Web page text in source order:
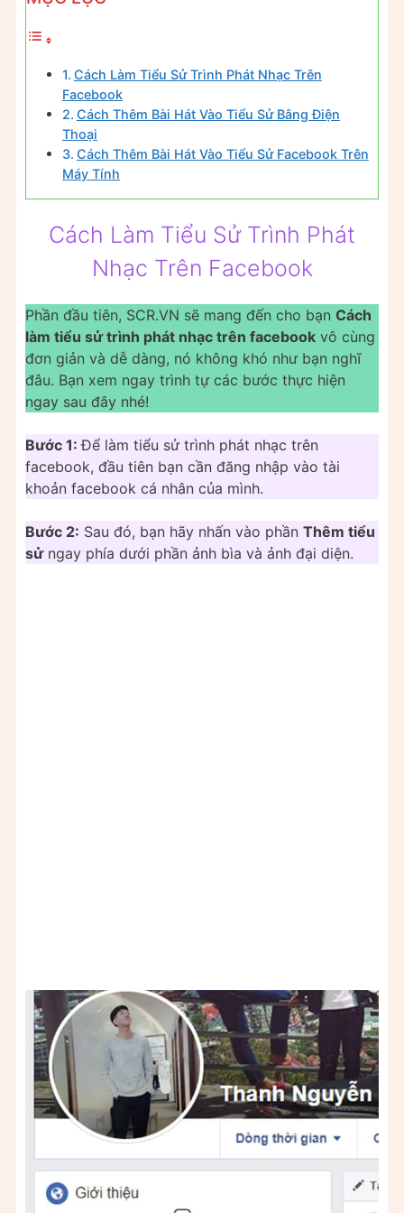
Cách Làm Tiểu Sử Trình Phát Nhạc Trên
Facebook
Cách Thêm Bài Hát Vào Tiểu Sử Bằng Điện
Thoại
Cách Thêm Bài Hát Vào Tiểu Sử Facebook Trên
Máy Tính
Cách Làm Tiểu Sử Trình Phát
Nhạc Trên Facebook
Phần đầu tiên, SCR.VN sẽ mang đến cho bạn Cách
làm tiểu sử trình phát nhạc trên facebook vô cùng
đơn giản và dễ dàng, nó không khó như bạn nghĩ
đâu. Bạn xem ngay trình tự các bước thực hiện
ngay sau đây nhé!
Bước 1:Để làm tiểu sử trình phát nhạc trên
facebook, đầu tiên bạn cần đăng nhập vào tài
khoản facebook cá nhân của mình.
Bước 2: Sau đó, bạn hãy nhấn vào phần Thêm tiểu
sửngay phía dưới phần ảnh bìa và ảnh đại diện.